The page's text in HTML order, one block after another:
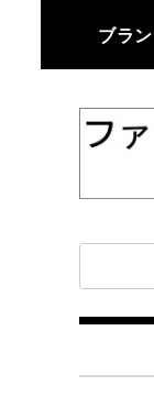
content
ブラ
フ
信
ザイナ
とモー
イ
ト